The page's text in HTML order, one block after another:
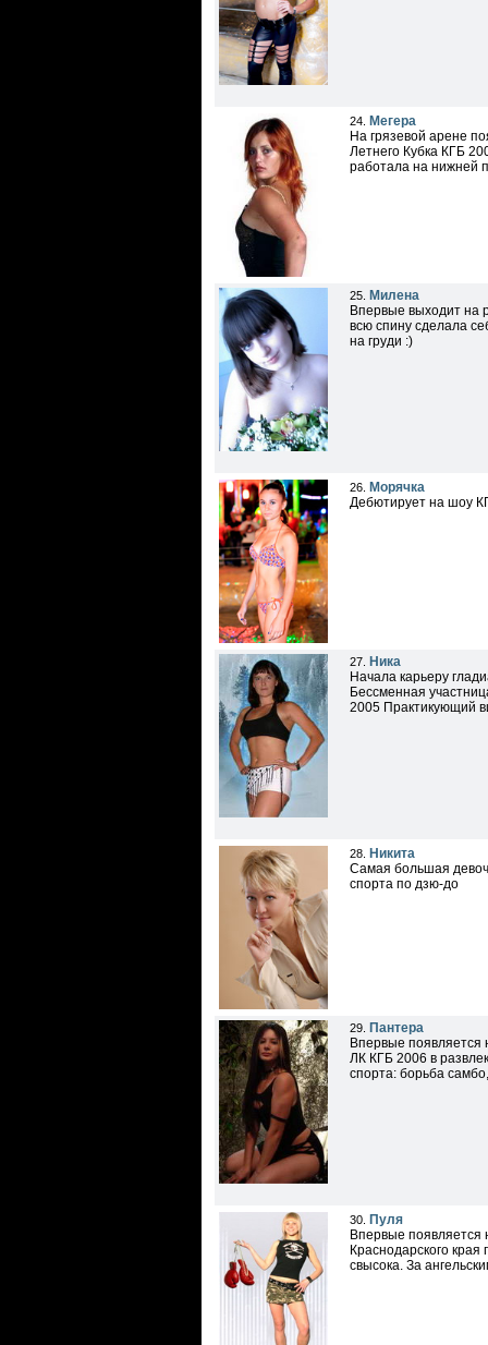
24.
Мегера
На грязевой арене
Летнего Кубка КГБ
работала на нижней
25.
Милена
Впервые выходит на
всю спину сделала
на груди :)
26.
Морячка
Дебютирует на шоу
27.
Ника
Начала карьеру
Бессменная
2005 Практикующий
28.
Никита
Самая большая
спорта по дзю-до
29.
Пантера
Впервые появляется
ЛК КГБ 2006 в
спорта: борьба
30.
Пуля
Впервые появляется
Краснодарского
свысока. За